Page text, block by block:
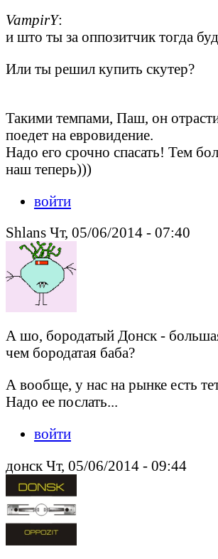
VampirY:
и што ты за оппозитчик тогда
Или ты решил купить скутер?
Такими темпами, Паш, он
поедет на евровидение.
Надо его срочно спасать! Тем
наш теперь)))
войти
Shlans Чт, 05/06/2014 - 07:40
А шо, бородатый Донск -
чем бородатая баба?
А вообще, у нас на рынке есть
Надо ее послать...
войти
донск Чт, 05/06/2014 - 09:44